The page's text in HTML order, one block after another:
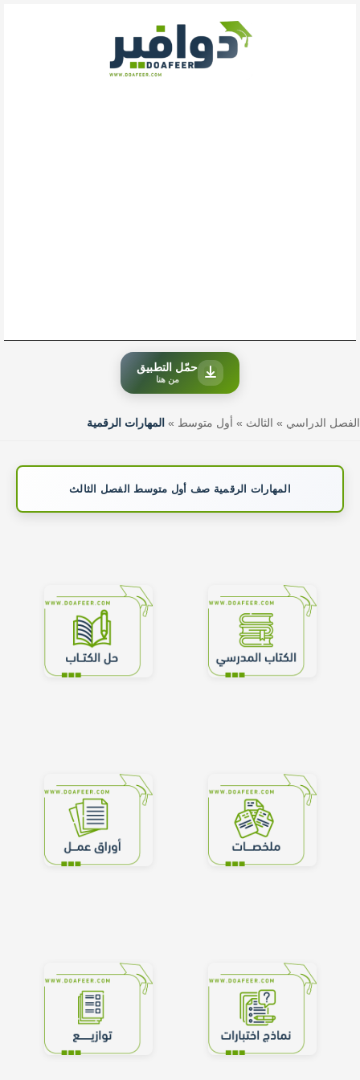
حمّل التطبيق
من هنا
الفصل الدراسي » الثالث » أول متوسط » المهارات الرقمية
المهارات الرقمية صف أول متوسط الفصل الثالث